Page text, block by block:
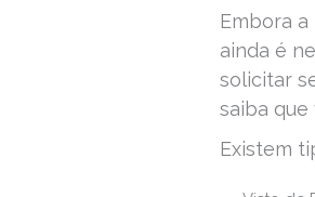
Embora a
ainda é
solicitar
saiba que
Existem